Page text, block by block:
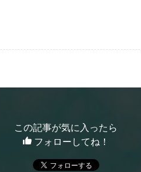
この記事が気に入ったら
フォローしてね！